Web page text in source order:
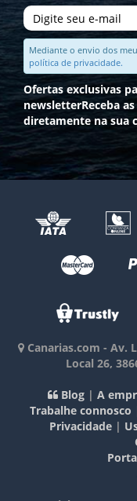
Mediante o envio dos
política de privacidade.
Ofertas exclusivas
newsletterReceba
diretamente na sua
Canarias.com - Av.
Local 26,
Blog| A
Trabalhe connosco
Privacidade|